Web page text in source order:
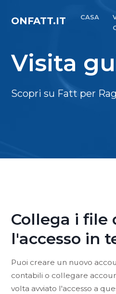
ONFATT.IT CASA
Visita
Scopri su Fatt per
Collega i
l'accesso in
Puoi creare un nuovo
contabili o collegare
volta avviato l'accesso a